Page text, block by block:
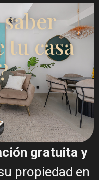
tu casa
gratuita y
propiedad en